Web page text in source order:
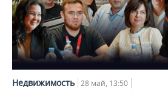
Недвижимость 28 май, 13:50